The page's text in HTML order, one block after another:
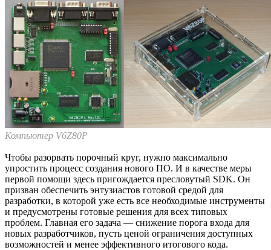
Компьютер V6Z80P
Чтобы разорвать порочный круг, нужно максимально
упростить процесс создания нового ПО. И в качестве меры
первой помощи здесь пригождается пресловутый SDK. Он
призван обеспечить энтузиастов готовой средой для
разработки, в которой уже есть все необходимые инструменты
и предусмотрены готовые решения для всех типовых
проблем. Главная его задача — снижение порога входа для
новых разработчиков, пусть ценой ограничения доступных
возможностей и менее эффективного итогового кода.